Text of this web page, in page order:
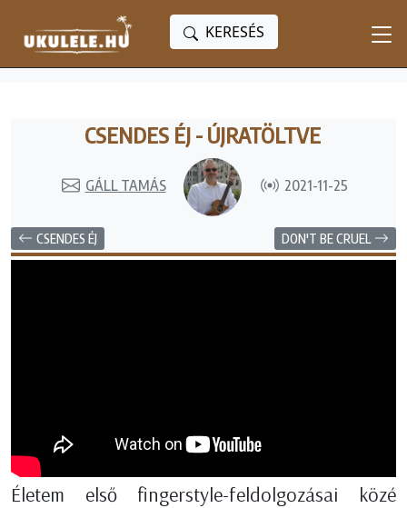
KERESÉS
CSENDES ÉJ - ÚJRATÖLTVE
GÁLL TAMÁS 2021-11-25
CSENDES ÉJ DON'T BE CRUEL
Életem első fingerstyle-feldolgozásai közé